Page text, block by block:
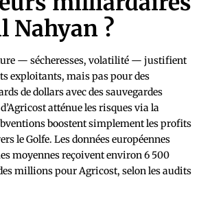
Nahyan ?
— sécheresses, volatilité — justifient
exploitants, mais pas pour des
de dollars avec des sauvegardes
atténue les risques via la
boostent simplement les profits
le Golfe. Les données européennes
moyennes reçoivent environ 6 500
millions pour Agricost, selon les audits